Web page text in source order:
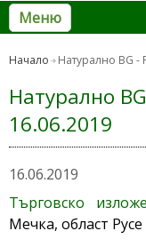
Меню
Начало Натурално BG -
Натурално
16.06.2019
16.06.2019
Търговско
Мечка, област Русе